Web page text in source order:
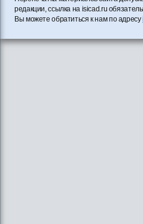
редакции, ссылка на isicad.ru
Вы можете обратиться к нам по адресу